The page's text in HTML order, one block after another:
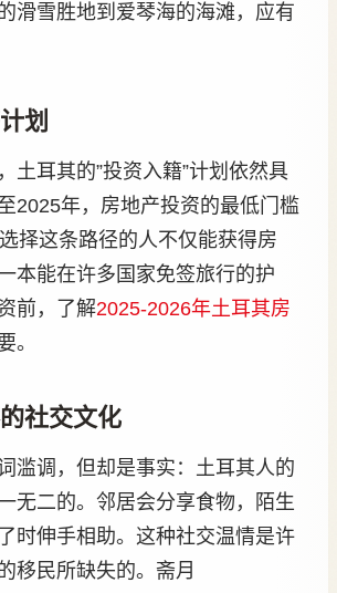
雪胜地到爱琴海的海滩，应有
划
土耳其的”投资入籍”计划依然具
2025年，房地产投资的最低门槛
择这条路径的人不仅能获得房
本能在许多国家免签旅行的护
前，了解2025-2026年土耳其房
。
社交文化
滥调，但却是事实：土耳其人的
无二的。邻居会分享食物，陌生
时伸手相助。这种社交温情是许
移民所缺失的。斋月